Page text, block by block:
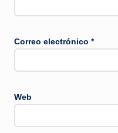
Correo electrónico *
Web